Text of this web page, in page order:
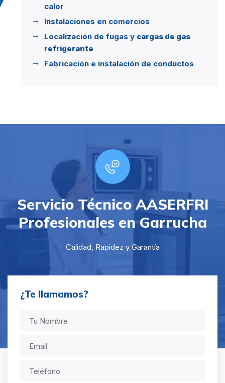
calor
Instalaciones en comercios
Localización de fugas y cargas de gas
refrigerante
Fabricación e instalación de conductos
Servicio Técnico AASERFRI
Profesionales en Garrucha
Calidad, Rapidez y Garantía
¿Te llamamos?